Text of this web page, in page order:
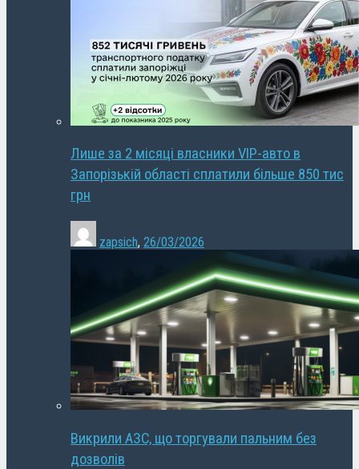
Лише за 2 місяці власники VIP-авто в
Запорізькій області сплатили більше 850 тис
грн
zapsich, 26/03/2026
Викрили АЗС, що торгували пальним без
дозволів